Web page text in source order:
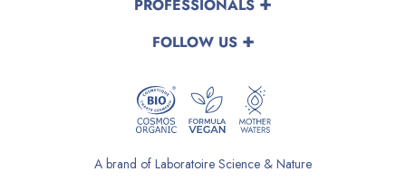
PROFESSIONALS
FOLLOW US
A brand of Laboratoire Science & Nature